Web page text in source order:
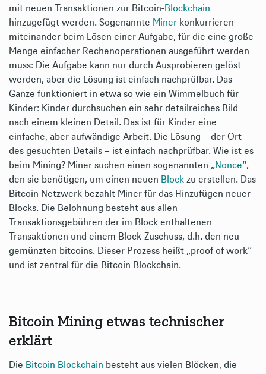
mit neuen Transaktionen zur Bitcoin-Blockchain
hinzugefügt werden. Sogenannte Miner konkurrieren
miteinander beim Lösen einer Aufgabe, für die eine große
Menge einfacher Rechenoperationen ausgeführt werden
muss: Die Aufgabe kann nur durch Ausprobieren gelöst
werden, aber die Lösung ist einfach nachprüfbar. Das
Ganze funktioniert in etwa so wie ein Wimmelbuch für
Kinder: Kinder durchsuchen ein sehr detailreiches Bild
nach einem kleinen Detail. Das ist für Kinder eine
einfache, aber aufwändige Arbeit. Die Lösung – der Ort
des gesuchten Details – ist einfach nachprüfbar. Wie ist es
beim Mining? Miner suchen einen sogenannten „Nonce“,
den sie benötigen, um einen neuen Block zu erstellen. Das
Bitcoin Netzwerk bezahlt Miner für das Hinzufügen neuer
Blocks. Die Belohnung besteht aus allen
Transaktionsgebühren der im Block enthaltenen
Transaktionen und einem Block-Zuschuss, d.h. den neu
gemünzten bitcoins. Dieser Prozess heißt „proof of work“
und ist zentral für die Bitcoin Blockchain.
Bitcoin Mining etwas technischer
erklärt
Die Bitcoin Blockchain besteht aus vielen Blöcken, die